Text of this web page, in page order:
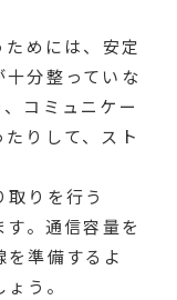
めには、安定
十分整っていな
コミュニケー
りして、スト
りを行う
。通信容量を
準備するよ
う。